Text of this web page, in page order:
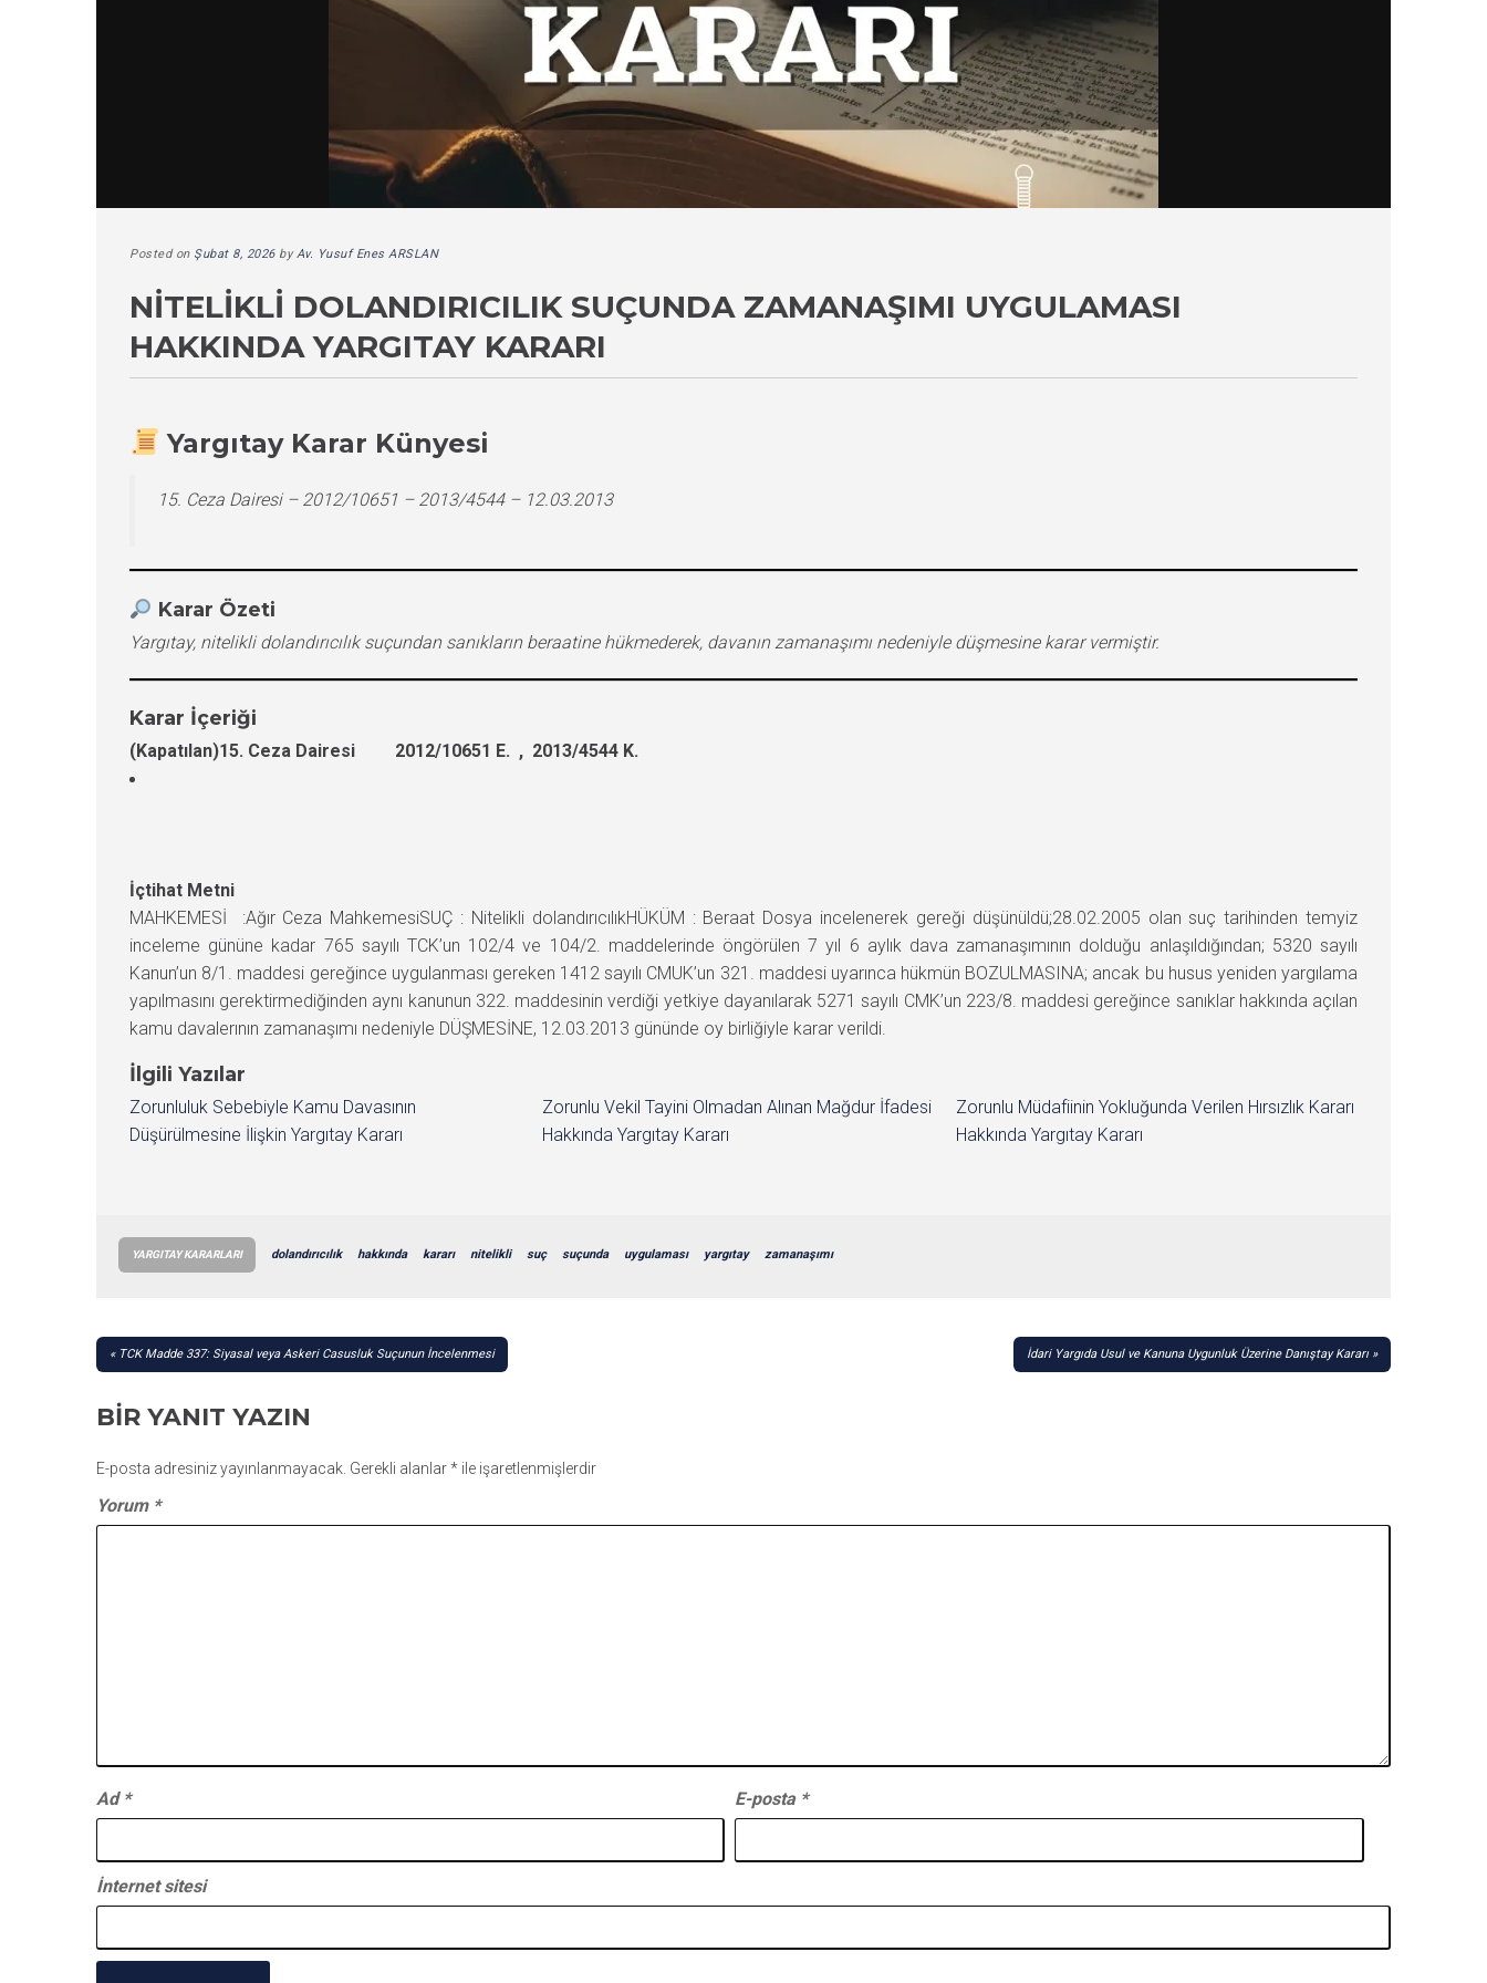
Posted on Şubat 8, 2026byAv. Yusuf Enes ARSLAN
NITELIKLI DOLANDIRICILIK SUÇUNDA ZAMANAŞIMI UYGULAMASI
HAKKINDA YARGITAY KARARI
Yargıtay Karar Künyesi
15. Ceza Dairesi – 2012/10651 – 2013/4544 – 12.03.2013
Karar Özeti
Yargıtay, nitelikli dolandırıcılık suçundan sanıkların beraatine hükmederek, davanın zamanaşımı nedeniyle düşmesine karar vermiştir.
Karar İçeriği
(Kapatılan)15. Ceza Dairesi 2012/10651 E. , 2013/4544 K.
İçtihat Metni
MAHKEMESİ :Ağır Ceza MahkemesiSUÇ : Nitelikli dolandırıcılıkHÜKÜM : Beraat Dosya incelenerek gereği düşünüldü;28.02.2005 olan suç tarihinden temyiz
inceleme gününe kadar 765 sayılı TCK’un 102/4 ve 104/2. maddelerinde öngörülen 7 yıl 6 aylık dava zamanaşımının dolduğu anlaşıldığından; 5320 sayılı
Kanun’un 8/1. maddesi gereğince uygulanması gereken 1412 sayılı CMUK’un 321. maddesi uyarınca hükmün BOZULMASINA; ancak bu husus yeniden yargılama
yapılmasını gerektirmediğinden aynı kanunun 322. maddesinin verdiği yetkiye dayanılarak 5271 sayılı CMK’un 223/8. maddesi gereğince sanıklar hakkında açılan
kamu davalerının zamanaşımı nedeniyle DÜŞMESİNE, 12.03.2013 gününde oy birliğiyle karar verildi.
İlgili Yazılar
Zorunluluk Sebebiyle Kamu Davasının
Düşürülmesine İlişkin Yargıtay Kararı
Zorunlu Vekil Tayini Olmadan Alınan Mağdur İfadesi
Hakkında Yargıtay Kararı
Zorunlu Müdafiinin Yokluğunda Verilen Hırsızlık Kararı
Hakkında Yargıtay Kararı
YARGITAY KARARLARI dolandırıcılık hakkında kararı nitelikli suç suçunda uygulaması yargıtay zamanaşımı
YAZI
TCK Madde 337: Siyasal veya Askeri Casusluk Suçunun İncelenmesi İdari Yargıda Usul ve Kanuna Uygunluk Üzerine Danıştay Kararı
BIR YANIT YAZIN
E-posta adresiniz yayınlanmayacak. Gerekli alanlar* ile işaretlenmişlerdir
Yorum *
Ad * E-posta *
İnternet sitesi